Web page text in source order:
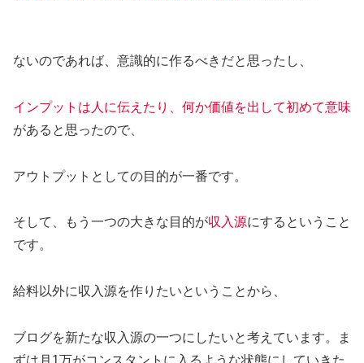
ないのであれば、意識的に作るべきだと思ったし、
インプットは人に伝えたり、何か価値を出して初めて意味
があると思ったので、
アウトプットとしての目的が一番です。
そして、もう一つの大きな目的が収入源にするということ
です。
給料以外に収入源を作りたいということから、
ブログを新たな収入源の一つにしたいと考えています。ま
ずは月1万がコンスタントに入るような状態にしていきた